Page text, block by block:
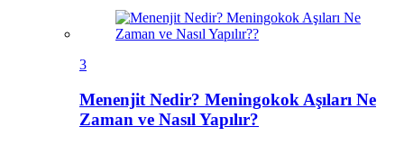
3
Menenjit Nedir? Meningokok Aşıları Ne
Zaman ve Nasıl Yapılır?